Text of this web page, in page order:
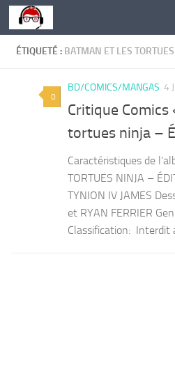
Skip to content
ÉTIQUETÉ : BATMAN ET LES
0
BD/COMICS/MANGAS 4
Critique
tortues ninja –
Caractéristiques de
TORTUES NINJA –
TYNION IV JAMES
et RYAN FERRIER
Classification: Interdit